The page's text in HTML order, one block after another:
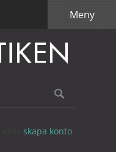
skapa konto
Meny